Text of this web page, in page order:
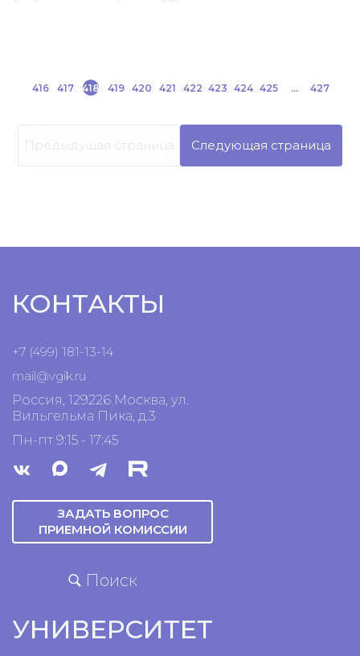
416 417 418 419 420 421 422 423 424 425 ... 427
Предыдущая страница Следующая страница
КОНТАКТЫ
+7 (499) 181-13-14
mail@vgik.ru
Россия, 129226 Москва, ул.
Вильгельма Пика, д.3
Пн-пт 9:15 - 17:45
ЗАДАТЬ ВОПРОС
ПРИЕМНОЙ КОМИССИИ
Поиск
УНИВЕРСИТЕТ